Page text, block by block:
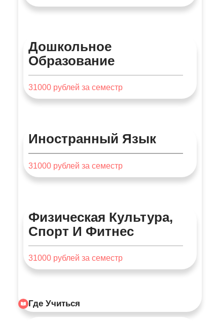
Дошкольное
Образование
31000 рублей за семестр
Иностранный Язык
31000 рублей за семестр
Физическая Культура,
Спорт И Фитнес
31000 рублей за семестр
Где Учиться